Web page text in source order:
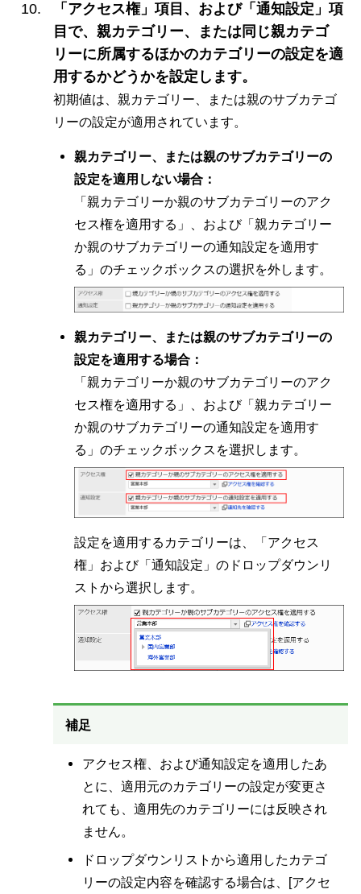
「アクセス権」項目、および「通知設定」項
目で、親カテゴリー、または同じ親カテゴ
リーに所属するほかのカテゴリーの設定を適
用するかどうかを設定します。
初期値は、親カテゴリー、または親のサブカテゴ
リーの設定が適用されています。
親カテゴリー、または親のサブカテゴリーの
設定を適用しない場合：
「親カテゴリーか親のサブカテゴリーのアク
セス権を適用する」、および「親カテゴリー
か親のサブカテゴリーの通知設定を適用す
る」のチェックボックスの選択を外します。
親カテゴリー、または親のサブカテゴリーの
設定を適用する場合：
「親カテゴリーか親のサブカテゴリーのアク
セス権を適用する」、および「親カテゴリー
か親のサブカテゴリーの通知設定を適用す
る」のチェックボックスを選択します。
設定を適用するカテゴリーは、「アクセス
権」および「通知設定」のドロップダウンリ
ストから選択します。
補足
アクセス権、および通知設定を適用したあ
とに、適用元のカテゴリーの設定が変更さ
れても、適用先のカテゴリーには反映され
ません。
ドロップダウンリストから適用したカテゴ
リーの設定内容を確認する場合は、[アクセ